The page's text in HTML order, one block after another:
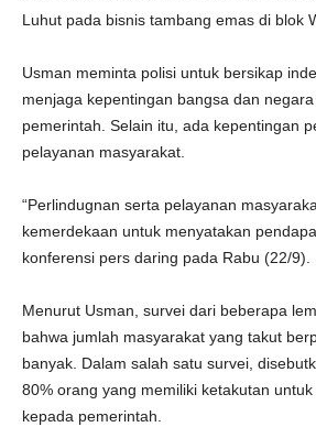
Luhut pada bisnis tambang emas di blok
Usman meminta polisi untuk bersikap
menjaga kepentingan bangsa dan
pemerintah. Selain itu, ada kepentingan
pelayanan masyarakat.
“Perlindugnan serta pelayanan
kemerdekaan untuk menyatakan
konferensi pers daring pada Rabu (22/9).
Menurut Usman, survei dari beberapa
bahwa jumlah masyarakat yang takut
banyak. Dalam salah satu survei,
80% orang yang memiliki ketakutan
kepada pemerintah.